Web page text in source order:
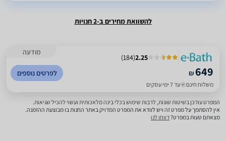
להשוואת מחירים ב-2 חנויות
מודעה
2.25
(
184
)
₪649
משלוח חינם עד 7 ימי עסקים
לפרטים נוספים
המפרט עודכן בשיטות שונות, לרבות שימוש בכלי בינה מלאכותית ועשוי להכיל שגיאות.
אין להסתמך על מפרט זה ויש לוודא את המפרט המדויק באתר החנות בו מבוצעת ההזמנה.
מצאתם טעות במפרט?דווחו לנו